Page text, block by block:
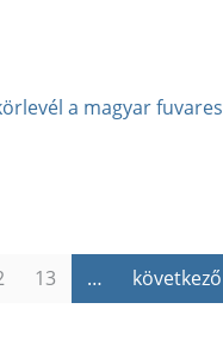
a magyar
13 … következő